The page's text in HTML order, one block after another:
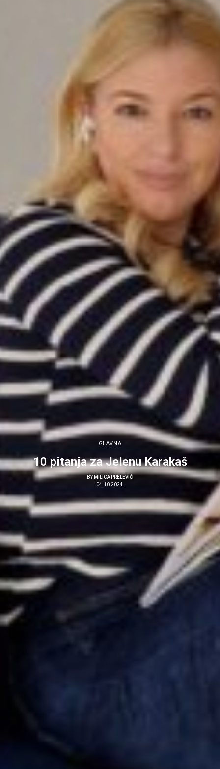
GLAVNA
10 pitanja za Jelenu Karakaš
BY MILICA PRELEVIĆ
04.10.2024.